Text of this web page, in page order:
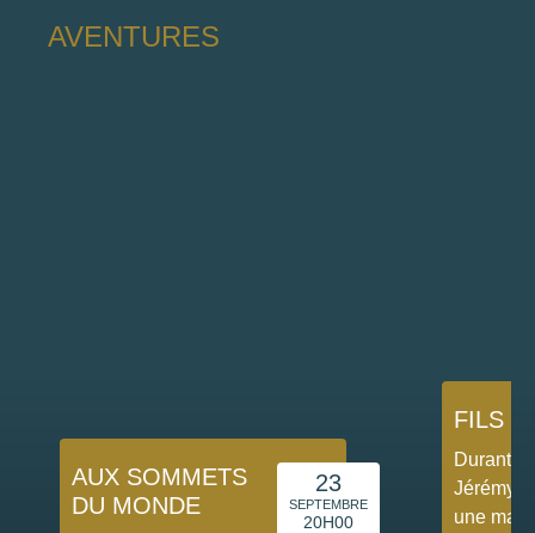
AVENTURES
AUX SOMMETS
DU MONDE
23
SEPTEMBRE
20H00
FILS
Durant
Jérémy
une